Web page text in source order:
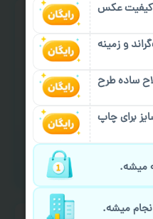
چاپ عمده و فوری
برای درخواست خدمات چاپ
عمده و فوری با ما تماس
بگیرید
تماس با ما)
کیفیت عکس
و زمینه
ساده طرح
برای چاپ
میشه.
میشه.